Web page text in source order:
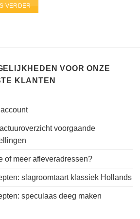
VERDER
VOOR ONZE
KLANTEN
voorgaande
of meer afleveradressen?
slagroomtaart klassiek Hollands
speculaas deeg maken